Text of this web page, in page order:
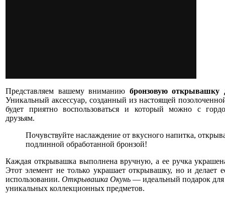
Представляем вашему вниманию бронзовую открывашку
Уникальный аксессуар, созданный из настоящей
будет приятно воспользоваться и который можно с
друзьям.
Почувствуйте наслаждение от вкусного напитка,
подлинной обработанной бронзой!
Каждая открывашка выполнена вручную, а ее ручка
Этот элемент не только украшает открывашку, но и делает
использовании. Открывашка Окунь — идеальный подарок
уникальных коллекционных предметов.